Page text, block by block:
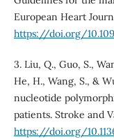
European Heart
https://doi.org/
3. Liu, Q., Guo, S.,
He, H., Wang, S., &
nucleotide
patients. Stroke and
https://doi.org/